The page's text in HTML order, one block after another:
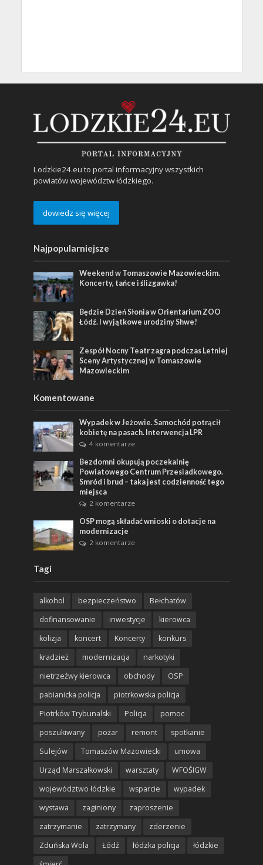
Lodzkie24.eu to portal informacyjny wszystkich
powiatów województw łódzkiego.
dowiedz się więcej
Najpopularniejsze
Weekend w Tomaszowie Mazowieckim.
Koncerty, tańce i ślizgawka!
Będzie Dzień Słonia w Orientarium ZOO
Łódź. I wyjątkowe urodziny Shwe!
Zespół Nocny Teatr zagra podczas Letniej
Sceny Artystycznej w Tomaszowie
Mazowieckim
Komentowane
Wypadek w Jeżowie. Samochód potrącił
kobietę na pasach. Interwencja LPR
4 komentarze
Bezdomni okupują poczekalnię
Powiatowego Centrum Przesiadkowego.
Smród i brud – taka jest codzienność tego
miejsca
2 komentarze
OSP mogą składać wnioski o dotacje na
modernizacje
2 komentarze
Tagi
alkohol bezpieczeństwo
Bełchatów
dofinansowanie
inwestycje
kierowca
kolizja
koncert Koncerty
konkurs
kradzież
modernizacja
narkotyki
nietrzeźwy kierowca
obchody
OSP
pabianicka policja
piotrkowska policja
Piotrków Trybunalski
Policja
pomoc
poszukiwany
pożar remont
spotkanie
Sulejów
Tomaszów Mazowiecki
umowa
Urząd Marszałkowski
warsztaty
WFOŚIGW
województwo łódzkie
wsparcie
wypadek
wystawa
zaginiony
zaproszenie
zatrzymanie
zatrzymany
zderzenie
Zduńska Wola
Łódź łódzka policja
łódzkie